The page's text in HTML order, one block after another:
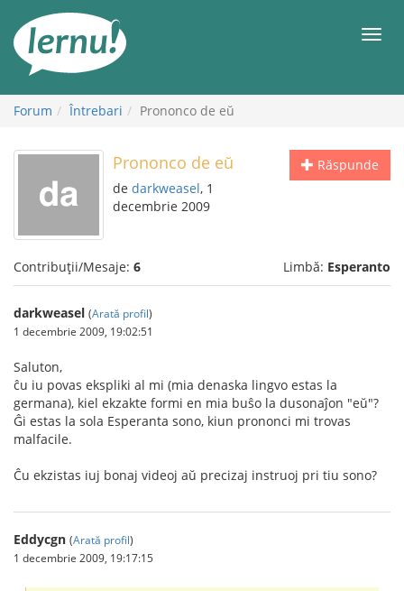
conținut
Forum Întrebari Prononco de eŭ
Răspunde
Prononco de eŭ
de darkweasel, 1
decembrie 2009
Contribuții/Mesaje: 6 Limbă: Esperanto
darkweasel (Arată profil)
1 decembrie 2009, 19:02:51
Saluton,
ĉu iu povas ekspliki al mi (mia denaska lingvo estas la
germana), kiel ekzakte formi en mia buŝo la dusonaĵon "eŭ"?
Ĝi estas la sola Esperanta sono, kiun prononci mi trovas
malfacile.
Ĉu ekzistas iuj bonaj videoj aŭ precizaj instruoj pri tiu sono?
Eddycgn (Arată profil)
1 decembrie 2009, 19:17:15